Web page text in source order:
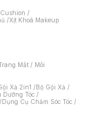
/
/Xịt Khoá Makeup
Mắt / Môi
Xả 2in1 /Bộ Gội Xả /
Dưỡng Tóc /
/Dụng Cụ Chăm Sóc Tóc /